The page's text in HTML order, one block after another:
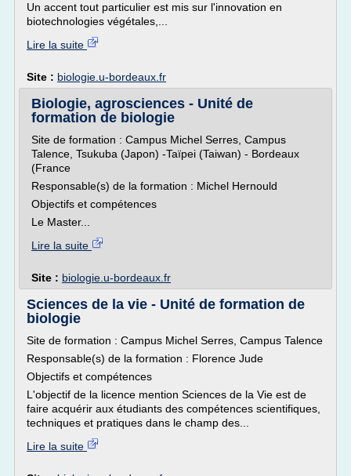
Un accent tout particulier est mis sur l'innovation en
biotechnologies végétales,...
Lire la suite
Site : biologie.u-bordeaux.fr
Biologie, agrosciences - Unité de
formation de biologie
Site de formation : Campus Michel Serres, Campus
Talence, Tsukuba (Japon) -Taïpei (Taiwan) - Bordeaux
(France
Responsable(s) de la formation : Michel Hernould
Objectifs et compétences
Le Master...
Lire la suite
Site : biologie.u-bordeaux.fr
Sciences de la vie - Unité de formation de
biologie
Site de formation : Campus Michel Serres, Campus Talence
Responsable(s) de la formation : Florence Jude
Objectifs et compétences
L'objectif de la licence mention Sciences de la Vie est de
faire acquérir aux étudiants des compétences scientifiques,
techniques et pratiques dans le champ des...
Lire la suite